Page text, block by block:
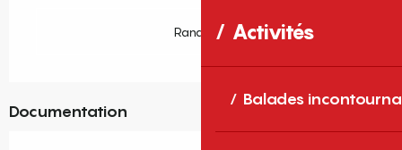
Activités
Balades
Rando66
Documentation